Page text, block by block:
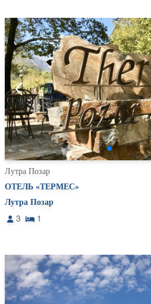
Лутра Позар
ОТЕЛЬ «ТЕРМЕС»
Лутра Позар
3
1